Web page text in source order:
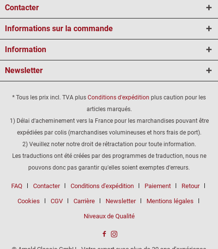
Contacter
Informations sur la commande
Information
Newsletter
* Tous les prix incl. TVA plus Conditions d'expédition plus caution pour les
articles marqués.
1) Délai d'acheminement vers la France pour les marchandises pouvant être
expédiées par colis (marchandises volumineuses et hors frais de port).
2) Veuillez noter notre droit de rétractation pour toute information.
Les traductions ont été créées par des programmes de traduction, nous ne
pouvons donc pas garantir qu'elles soient exemptes d'erreurs.
FAQ Contacter Conditions d'expédition Paiement Retour
Cookies CGV Carrière Newsletter Mentions légales
Niveaux de Qualité